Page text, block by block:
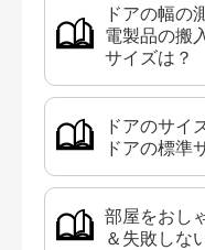
ドアの幅
電製品の搬
サイズは？
ドアのサイ
ドアの標準
部屋をおし
＆失敗しな